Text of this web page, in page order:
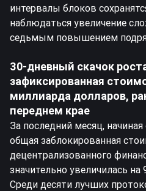
интервалы блоков
наблюдаться увеличение
седьмым повышением
30-дневный скачок
зафиксированная
миллиарда долларов,
переднем крае
За последний месяц,
общая заблокированная
децентрализованного
значительно увеличилась
Среди десяти лучших